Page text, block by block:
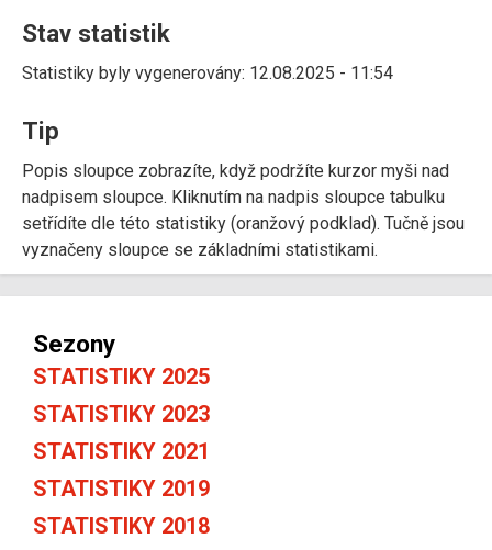
Stav statistik
Statistiky byly vygenerovány: 12.08.2025 - 11:54
Tip
Popis sloupce zobrazíte, když podržíte kurzor myši nad
nadpisem sloupce. Kliknutím na nadpis sloupce tabulku
setřídíte dle této statistiky (oranžový podklad). Tučně jsou
vyznačeny sloupce se základními statistikami.
Sezony
STATISTIKY 2025
STATISTIKY 2023
STATISTIKY 2021
STATISTIKY 2019
STATISTIKY 2018